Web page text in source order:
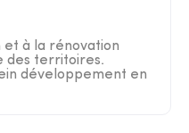
et à la rénovation
des territoires.
développement en